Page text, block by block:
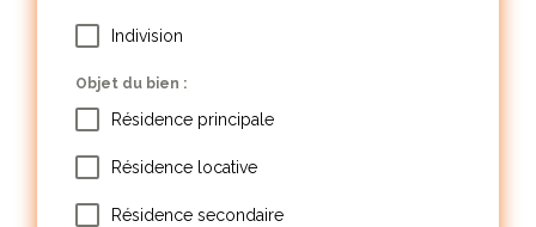
Indivision
Objet du bien :
Résidence principale
Résidence locative
Résidence secondaire